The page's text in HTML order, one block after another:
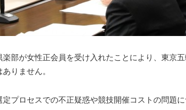
楽部が女性正会員を受け入れたことにより、東京
りません。
定プロセスでの不正疑惑や競技開催コストの問題